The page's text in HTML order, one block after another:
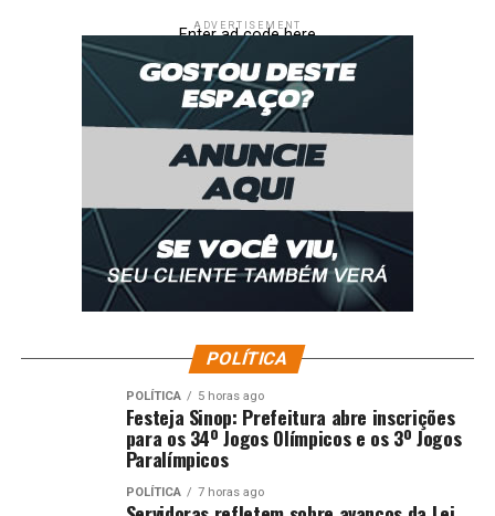
ADVERTISEMENT
Enter ad code here
POLÍTICA
POLÍTICA 5 horas ago
Festeja Sinop: Prefeitura abre inscrições
para os 34º Jogos Olímpicos e os 3º Jogos
Paralímpicos
POLÍTICA 7 horas ago